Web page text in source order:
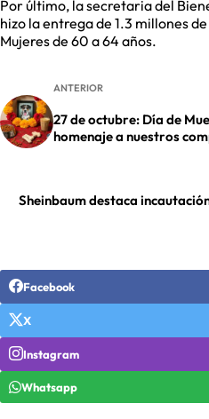
Por último, la secretaria del
hizo la entrega de 1.3 millones
Mujeres de 60 a 64 años.
ANTERIOR
27 de octubre: Día de
homenaje a nuestros
Sheinbaum destaca
Facebook
X
Instagram
Whatsapp